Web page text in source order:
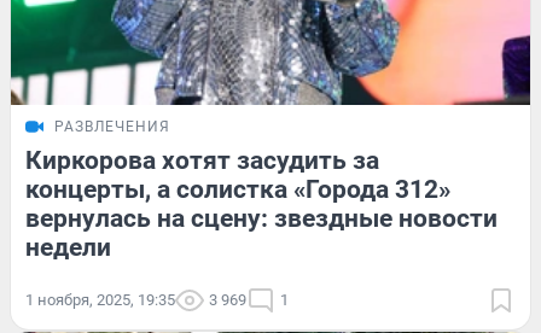
РАЗВЛЕЧЕНИЯ
Киркорова хотят засудить за
концерты, а солистка «Города 312»
вернулась на сцену: звездные новости
недели
1 ноября, 2025, 19:35 3 969 1